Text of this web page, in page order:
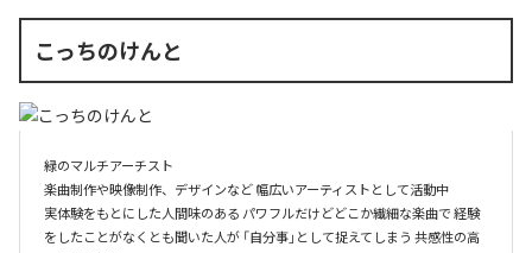
こっちのけんと
緑のマルチアーチスト
楽曲制作や映像制作、デザインなど 幅広いアーティストとして活動中
実体験をもとにした人間味のある パワフルだけどどこか繊細な楽曲で 経験
をしたことがなくとも聞いた人が 「自分事」として捉えてしまう 共感性の高